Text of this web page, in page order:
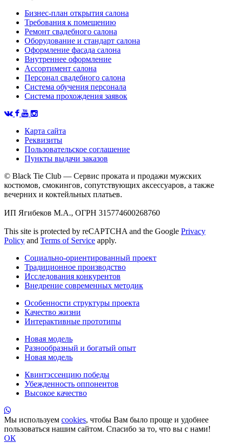
Бизнес-план открытия салона
Требования к помещению
Ремонт свадебного салона
Оборудование и стандарт салона
Оформление фасада салона
Внутреннее оформление
Ассортимент салона
Персонал свадебного салона
Система обучения персонала
Система прохождения заявок
Карта сайта
Реквизиты
Пользовательское соглашение
Пункты выдачи заказов
© Black Tie Club — Сервис проката и продажи мужских
костюмов, смокингов, сопутствующих аксессуаров, а также
вечерних и коктейльных платьев.
ИП Ягибеков М.А., ОГРН 315774600268760
This site is protected by reCAPTCHA and the Google Privacy
Policy and Terms of Service apply.
Социально-ориентированный проект
Традиционное производство
Исследования конкурентов
Внедрение современных методик
Особенности структуры проекта
Качество жизни
Интерактивные прототипы
Новая модель
Разнообразный и богатый опыт
Новая модель
Квинтэссенцию победы
Убежденность оппонентов
Высокое качество
Мы используем cookies, чтобы Вам было проще и удобнее
пользоваться нашим сайтом. Спасибо за то, что вы с нами!
ОК